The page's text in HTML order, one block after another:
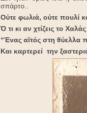
σπάρτο..
Ούτε φωλιά, ούτε πουλί
Ό τι κι αν χτίζεις το
“Ένας αϊτός στη θύελλα
Και καρτερεί την